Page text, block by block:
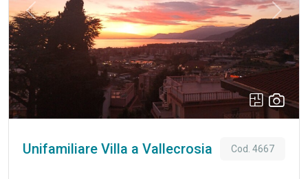
dedicata, oltre a tre bagni, lavanderia e ripostiglio. La grande
terrazza vista mare rappresenta il vero punto di forza della
proprietà e consente di vivere piacevoli momenti all’aperto in
totale privacy, godendo dello spettacolo delle albe e dei
suggestivi tramonti sul mare. L’esposizione su tre lati
garantisce luminosità durante tutto l’arco della giornata.
Completano la proprietà una cantina di 14 mq e un posto
auto privato, con possibilità di acquisto separato di ulteriori
autonomo a gas metano, impianto elettrico a norma,
Previous Next
Unifamiliare Villa a Vallecrosia Cod. 4667